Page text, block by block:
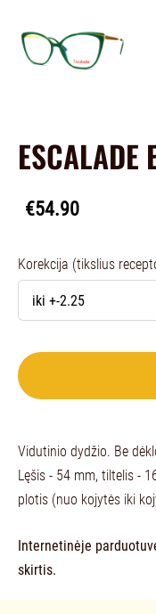
€54.90
Korekcija (tikslius
Vidutinio dydžio. Be
Lęšis - 54 mm, tiltelis -
plotis (nuo kojytės iki
Internetinėje
skirtis.